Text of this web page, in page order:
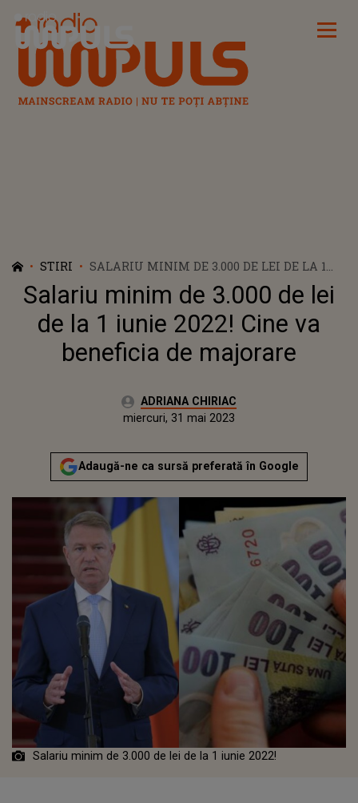
Radio Impuls
STIRI
SALARIU MINIM DE 3.000 DE LEI DE LA 1
IUNIE 2022! CINE VA BENEFICIA DE
MAJORARE
Salariu minim de 3.000 de lei
de la 1 iunie 2022! Cine va
beneficia de majorare
Autor:ADRIANA CHIRIAC
Actualizat:
miercuri, 31 mai 2023
Adaugă-ne ca sursă preferată în Google
Salariu minim de 3.000 de lei de la 1 iunie 2022!